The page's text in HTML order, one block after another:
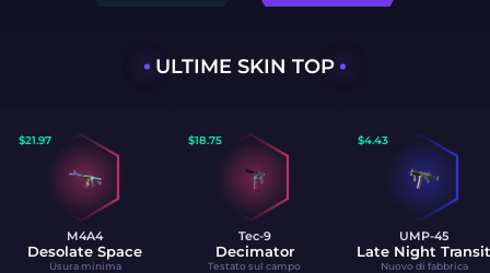
ULTIME SKIN TOP
$21.97
M4A4
Desolate Space
Usura minima
$18.75
Tec-9
Decimator
Testato sul campo
$4.43
UMP-45
Late Night Transit
Nuovo di fabbrica